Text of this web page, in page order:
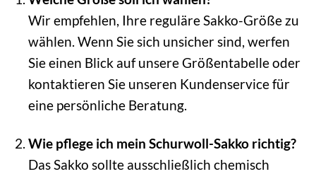
Wir empfehlen, Ihre reguläre Sakko-Größe zu
wählen. Wenn Sie sich unsicher sind, werfen
Sie einen Blick auf unsere Größentabelle oder
kontaktieren Sie unseren Kundenservice für
eine persönliche Beratung.
Wie pflege ich mein Schurwoll-Sakko richtig?
Das Sakko sollte ausschließlich chemisch